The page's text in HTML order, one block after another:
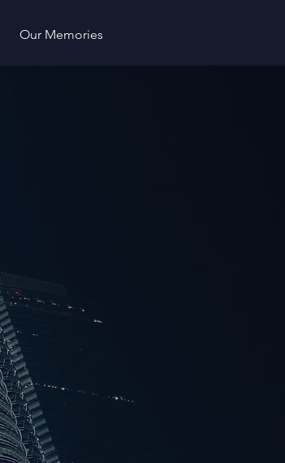
Our Memories